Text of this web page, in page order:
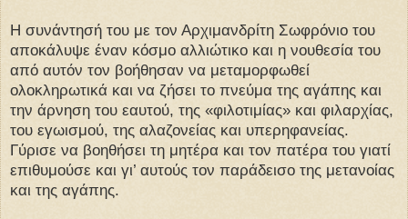
Η συνάντησή του με τον Αρχιμανδρίτη Σωφρόνιο του
αποκάλυψε έναν κόσμο αλλιώτικο και η νουθεσία του
από αυτόν τον βοήθησαν να μεταμορφωθεί
ολοκληρωτικά και να ζήσει το πνεύμα της αγάπης και
την άρνηση του εαυτού, της «φιλοτιμίας» και φιλαρχίας,
του εγωισμού, της αλαζονείας και υπερηφανείας.
Γύρισε να βοηθήσει τη μητέρα και τον πατέρα του γιατί
επιθυμούσε και γι’ αυτούς τον παράδεισο της μετανοίας
και της αγάπης.